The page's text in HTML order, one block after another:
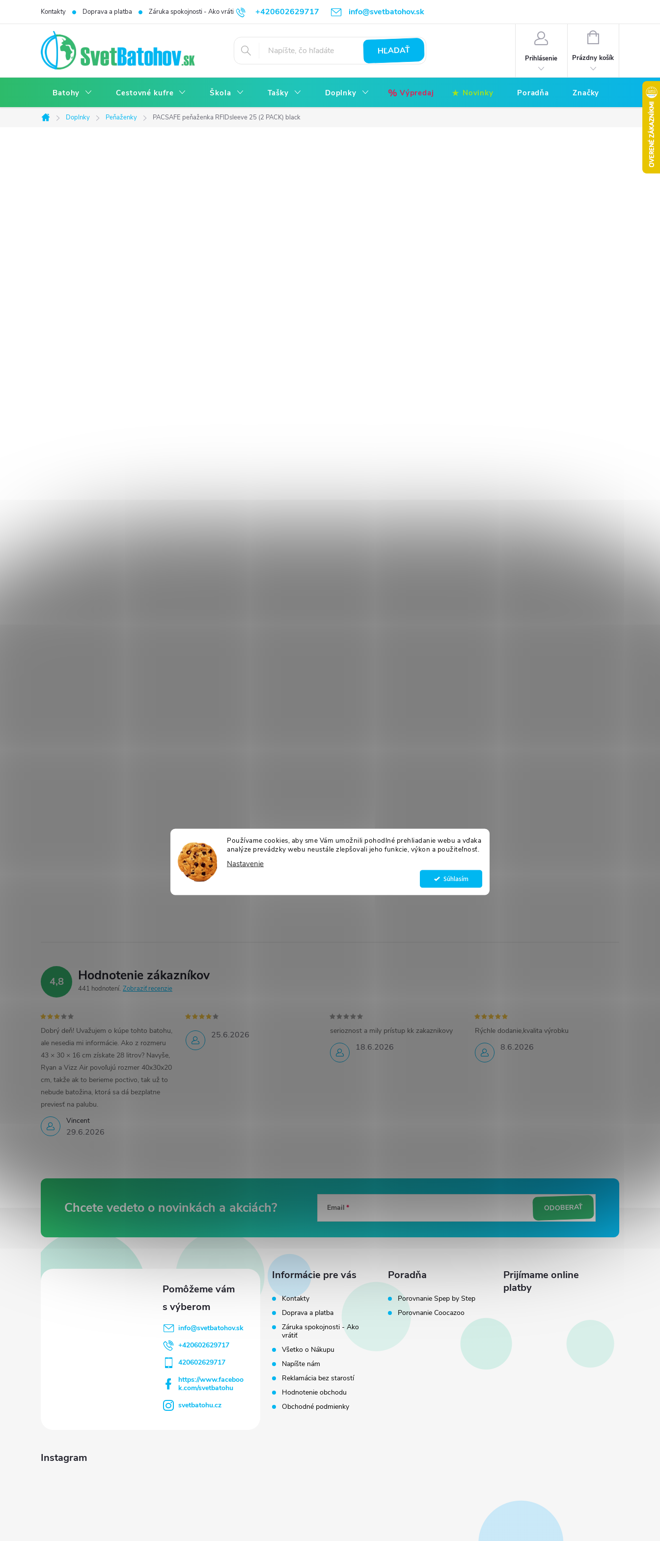
Používame cookies, aby sme Vám umožnili pohodlné prehliadanie webu a vďaka
analýze prevádzky webu neustále zlepšovali jeho funkcie, výkon a použiteľnosť.
Nastavenie
Súhlasím
+420602629717 info@svetbatohov.sk
Kontakty Doprava a platba Záruka spokojnosti - Ako vrátiť Všetko o Nákupu Napíšte nám Reklamácia bez starostí
HĽADAŤ
Prihlásenie
NÁKUPNÝ
Prázdny košík
Batohy Cestovné kufre Škola Tašky Doplnky Výpredaj Novinky Poradňa Značky
Domov
Doplnky Peňaženky PACSAFE peňaženka RFIDsleeve 25 (2 PACK) black
4,8 Hodnotenie zákazníkov
441 hodnotení Zobraziť recenzie
Vincent
29.6.2026
Dobrý deň! Uvažujem o kúpe tohto batohu,
ale nesedia mi informácie. Ako z rozmeru
43 × 30 × 16 cm získate 28 litrov? Navyše,
Ryan a Vizz Air povoľujú rozmer 40x30x20
cm, takže ak to berieme poctivo, tak už to
nebude batožina, ktorá sa dá bezplatne
previesť na palubu.
25.6.2026
18.6.2026
serioznost a mily prístup kk zakaznikovy
8.6.2026
Rýchle dodanie,kvalita výrobku
Email ODOBERAŤ
info@svetbatohov.sk
+420602629717
420602629717
https://www.faceboo
k.com/svetbatohu
svetbatohu.cz
Informácie pre vás
Kontakty
Doprava a platba
Záruka spokojnosti - Ako
vrátiť
Všetko o Nákupu
Napíšte nám
Reklamácia bez starostí
Hodnotenie obchodu
Obchodné podmienky
Poradňa
Porovnanie Spep by Step
Porovnanie Coocazoo
Prijímame online
platby
Instagram